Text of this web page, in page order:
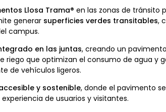
Llosa Trama® en las zonas de tránsito
generar superficies verdes transitables,
campus.
en las juntas, creando un
riego que optimizan el consumo de agua y
de vehículos ligeros.
y sostenible, donde el pavimento
de usuarios y visitantes.